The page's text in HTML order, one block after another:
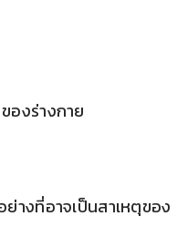
องร่างกาย
ย่างที่อาจเป็นสาเหตุของ